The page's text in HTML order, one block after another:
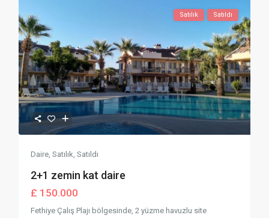
Satılık Satıldı
Daire,Satılık,Satıldı
2+1 zemin kat daire
£ 150.000
Fethiye Çalış Plajı bölgesinde, 2 yüzme havuzlu site